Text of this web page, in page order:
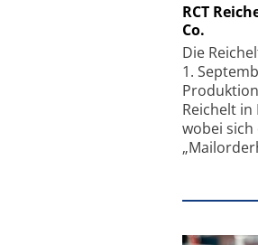
RCT
Co.
Die
1.
Reichelt
wobei